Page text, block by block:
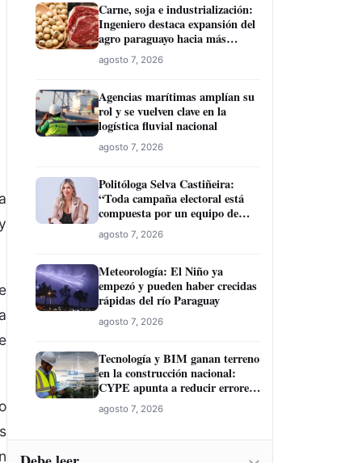
Carne, soja e industrialización:
Ingeniero destaca expansión del
agro paraguayo hacia más
mercados
agosto 7, 2026
Agencias marítimas amplían su
rol y se vuelven clave en la
logística fluvial nacional
agosto 7, 2026
Politóloga Selva Castiñeira:
“Toda campaña electoral está
compuesta por un equipo de
profesionales”
agosto 7, 2026
Meteorología: El Niño ya
empezó y pueden haber crecidas
rápidas del río Paraguay
agosto 7, 2026
Tecnología y BIM ganan terreno
en la construcción nacional:
CYPE apunta a reducir errores
y sobrecostos
agosto 7, 2026